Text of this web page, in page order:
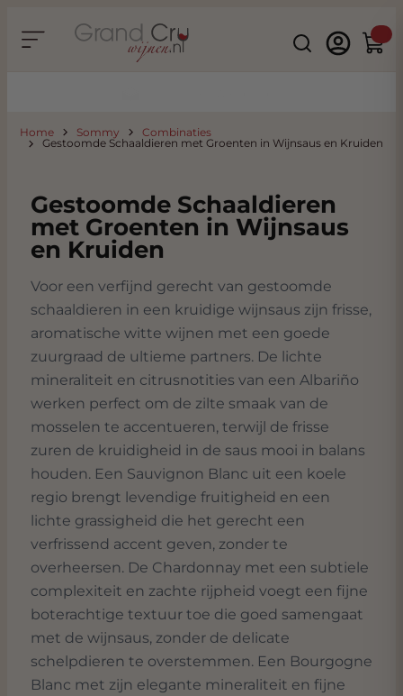
Search
Home Sommy
Combinaties
Gestoomde Schaaldieren met Groenten in Wijnsaus en Kruiden
Gestoomde Schaaldieren
met Groenten in Wijnsaus
en Kruiden
Voor een verfijnd gerecht van gestoomde
schaaldieren in een kruidige wijnsaus zijn frisse,
aromatische witte wijnen met een goede
zuurgraad de ultieme partners. De lichte
mineraliteit en citrusnotities van een Albariño
werken perfect om de zilte smaak van de
mosselen te accentueren, terwijl de frisse
zuren de kruidigheid in de saus mooi in balans
houden. Een Sauvignon Blanc uit een koele
regio brengt levendige fruitigheid en een
lichte grassigheid die het gerecht een
verfrissend accent geven, zonder te
overheersen. De Chardonnay met een subtiele
complexiteit en zachte rijpheid voegt een fijne
boterachtige textuur toe die goed samengaat
met de wijnsaus, zonder de delicate
schelpdieren te overstemmen. Een Bourgogne
Blanc met zijn elegante mineraliteit en fijne